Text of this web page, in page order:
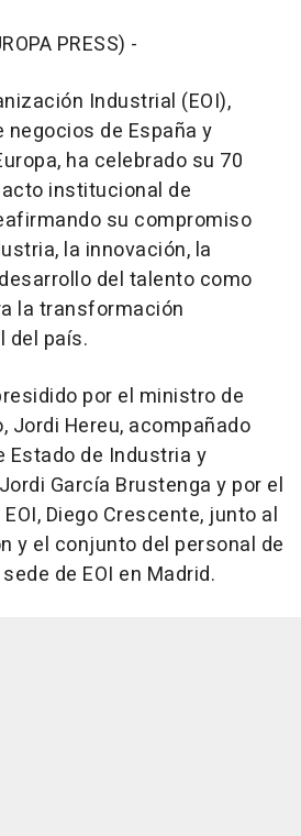
PRESS) -
Industrial (EOI),
de España y
ha celebrado su 70
institucional de
su compromiso
la innovación, la
del talento como
la transformación
del país.
por el ministro de
Jordi Hereu, acompañado
Estado de Industria y
García Brustenga y por el
Diego Crescente, junto al
y el conjunto del personal de
de EOI en Madrid.